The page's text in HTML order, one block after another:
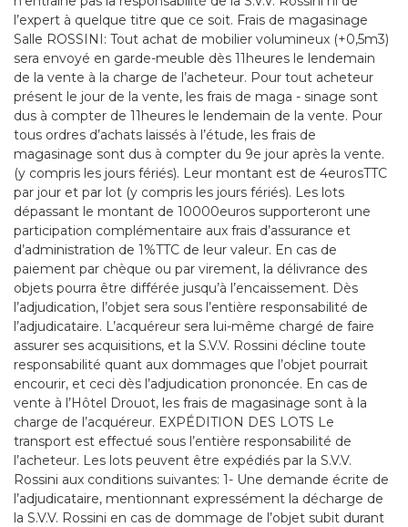
l’expert à quelque titre que ce soit. Frais de magasinage
Salle ROSSINI: Tout achat de mobilier volumineux (+0,5m3)
sera envoyé en garde-meuble dès 11heures le lendemain
de la vente à la charge de l’acheteur. Pour tout acheteur
présent le jour de la vente, les frais de maga - sinage sont
dus à compter de 11heures le lendemain de la vente. Pour
tous ordres d’achats laissés à l’étude, les frais de
magasinage sont dus à compter du 9e jour après la vente.
(y compris les jours fériés). Leur montant est de 4eurosTTC
par jour et par lot (y compris les jours fériés). Les lots
dépassant le montant de 10000euros supporteront une
participation complémentaire aux frais d’assurance et
d’administration de 1%TTC de leur valeur. En cas de
paiement par chèque ou par virement, la délivrance des
objets pourra être différée jusqu’à l’encaissement. Dès
l’adjudication, l’objet sera sous l’entière responsabilité de
l’adjudicataire. L’acquéreur sera lui-même chargé de faire
assurer ses acquisitions, et la S.V.V. Rossini décline toute
responsabilité quant aux dommages que l’objet pourrait
encourir, et ceci dès l’adjudication prononcée. En cas de
vente à l’Hôtel Drouot, les frais de magasinage sont à la
charge de l’acquéreur. EXPÉDITION DES LOTS Le
transport est effectué sous l’entière responsabilité de
l’acheteur. Les lots peuvent être expédiés par la S.V.V.
Rossini aux conditions suivantes: 1- Une demande écrite de
l’adjudicataire, mentionnant expressément la décharge de
la S.V.V. Rossini en cas de dommage de l’objet subit durant